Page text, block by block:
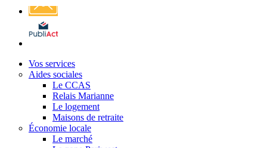
Affichage
légal
Vos services
Aides sociales
Le CCAS
Relais Marianne
Le logement
Maisons de retraite
Économie locale
Le marché